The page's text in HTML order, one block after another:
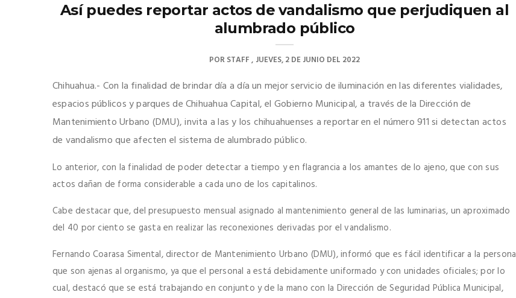
Así puedes reportar actos de vandalismo que perjudiquen al
alumbrado público
PORSTAFF JUEVES, 2 DE JUNIO DEL 2022
Chihuahua.- Con la finalidad de brindar día a día un mejor servicio de iluminación en las diferentes vialidades,
espacios públicos y parques de Chihuahua Capital, el Gobierno Municipal, a través de la Dirección de
Mantenimiento Urbano (DMU), invita a las y los chihuahuenses a reportar en el número 911 si detectan actos
de vandalismo que afecten el sistema de alumbrado público.
Lo anterior, con la finalidad de poder detectar a tiempo y en flagrancia a los amantes de lo ajeno, que con sus
actos dañan de forma considerable a cada uno de los capitalinos.
Cabe destacar que, del presupuesto mensual asignado al mantenimiento general de las luminarias, un aproximado
del 40 por ciento se gasta en realizar las reconexiones derivadas por el vandalismo.
Fernando Coarasa Simental, director de Mantenimiento Urbano (DMU), informó que es fácil identificar a la persona
que son ajenas al organismo, ya que el personal a está debidamente uniformado y con unidades oficiales; por lo
cual, destacó que se está trabajando en conjunto y de la mano con la Dirección de Seguridad Pública Municipal,